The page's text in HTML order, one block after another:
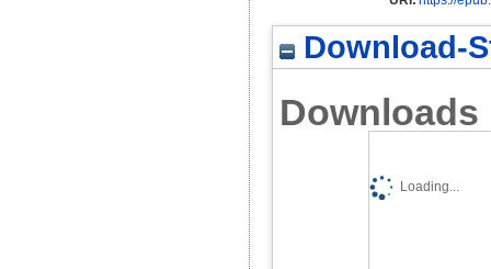
Download-
Downloads
Loading...